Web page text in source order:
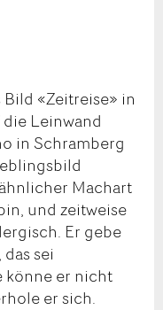
«Zeitreise» in
Leinwand
in Schramberg
Machart
und zeitweise
Er gebe
sei
könne er nicht
er sich.